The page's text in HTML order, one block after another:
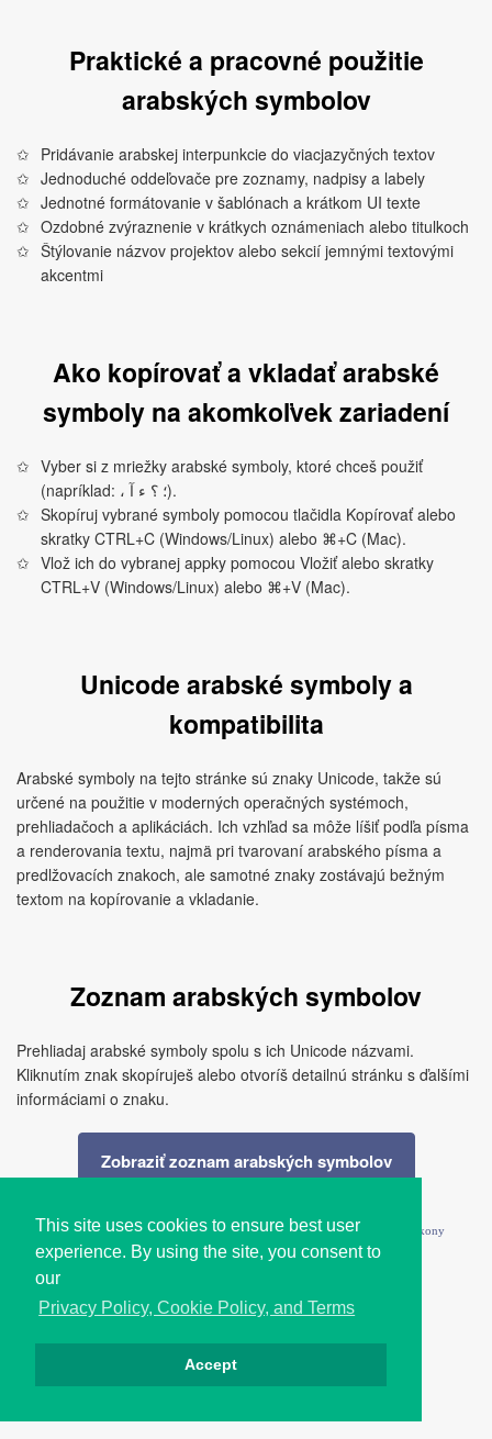
This site uses cookies to ensure best user
experience. By using the site, you consent to
our
Privacy Policy, Cookie Policy, and Terms
Accept
Praktické a pracovné použitie
arabských symbolov
Pridávanie arabskej interpunkcie do viacjazyčných textov
Jednoduché oddeľovače pre zoznamy, nadpisy a labely
Jednotné formátovanie v šablónach a krátkom UI texte
Ozdobné zvýraznenie v krátkych oznámeniach alebo titulkoch
Štýlovanie názvov projektov alebo sekcií jemnými textovými
akcentmi
Ako kopírovať a vkladať arabské
symboly na akomkoľvek zariadení
Vyber si z mriežky arabské symboly, ktoré chceš použiť
(napríklad: ، ؛ ؟ ء آ).
Skopíruj vybrané symboly pomocou tlačidla Kopírovať alebo
skratky CTRL+C (Windows/Linux) alebo ⌘+C (Mac).
Vlož ich do vybranej appky pomocou Vložiť alebo skratky
CTRL+V (Windows/Linux) alebo ⌘+V (Mac).
Unicode arabské symboly a
kompatibilita
Arabské symboly na tejto stránke sú znaky Unicode, takže sú
určené na použitie v moderných operačných systémoch,
prehliadačoch a aplikáciách. Ich vzhľad sa môže líšiť podľa písma
a renderovania textu, najmä pri tvarovaní arabského písma a
predlžovacích znakoch, ale samotné znaky zostávajú bežným
textom na kopírovanie a vkladanie.
Zoznam arabských symbolov
Prehliadaj arabské symboly spolu s ich Unicode názvami.
Kliknutím znak skopíruješ alebo otvoríš detailnú stránku s ďalšími
informáciami o znaku.
Zobraziť zoznam arabských symbolov
ﻍ Symboly Alfanumerický Štýlové písmená Emotikony
Ľúbostné karty Písma